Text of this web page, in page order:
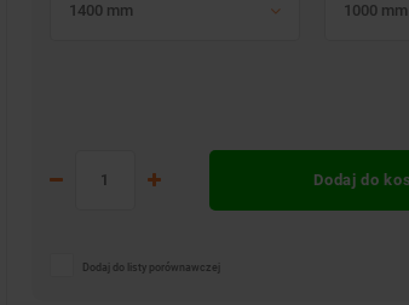
1400 mm 1000 mm
Dodaj do
Dodaj do listy porównawczej